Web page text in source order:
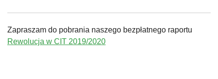
Zapraszam do pobrania naszego bezpłatnego raportu
Rewolucja w CIT 2019/2020